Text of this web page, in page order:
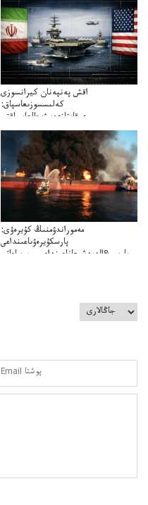
اقش پەنپەنان كيرانسوزى
كەلىسسوزىعاسپاق:
دوقايتازدەسۋىجالعاسپاقتى
باسەڭدەتدوحا؟
كەزدەسۋىشيەلەنىستىباسەڭدەتەمە؟
مەموراندۋمنىڭ كۇيرەۋى:
پارسكۇيرەۋىاعىنداعى
پارسى&الەمدشىعاناعىنداعىسىن ساعاتى